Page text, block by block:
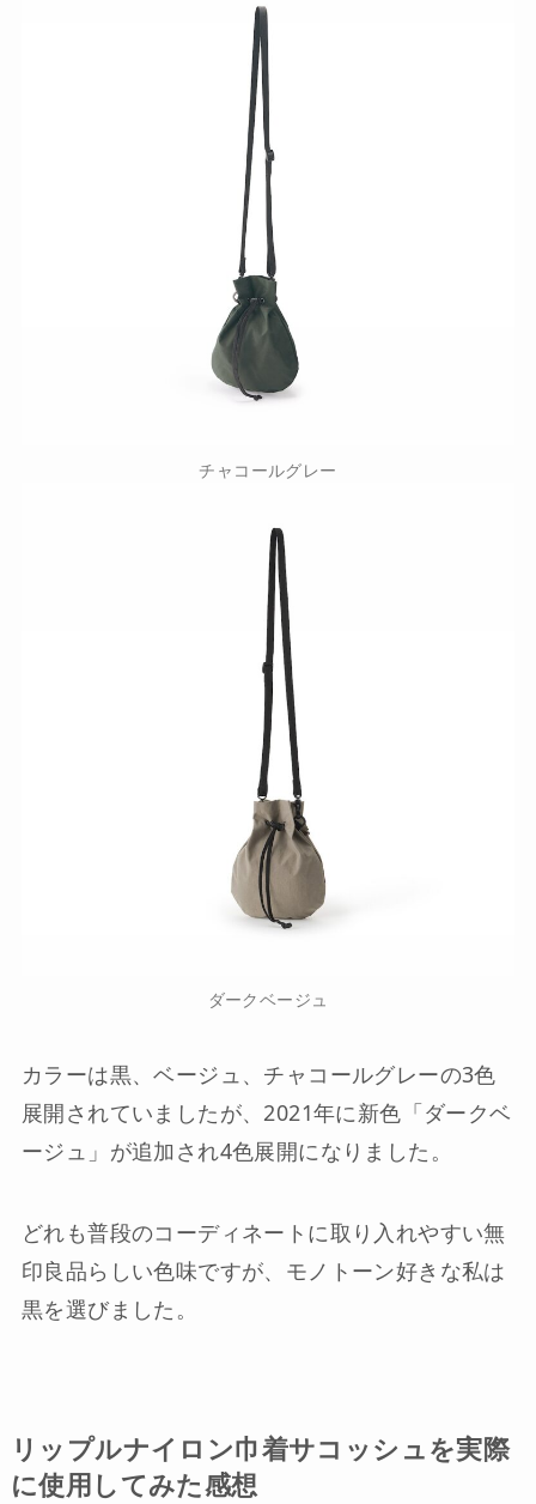
チャコールグレー
ダークベージュ
カラーは黒、ベージュ、チャコールグレーの3色
展開されていましたが、2021年に新色「ダークベ
ージュ」が追加され4色展開になりました。
どれも普段のコーディネートに取り入れやすい無
印良品らしい色味ですが、モノトーン好きな私は
黒を選びました。
リップルナイロン巾着サコッシュを実際
に使用してみた感想